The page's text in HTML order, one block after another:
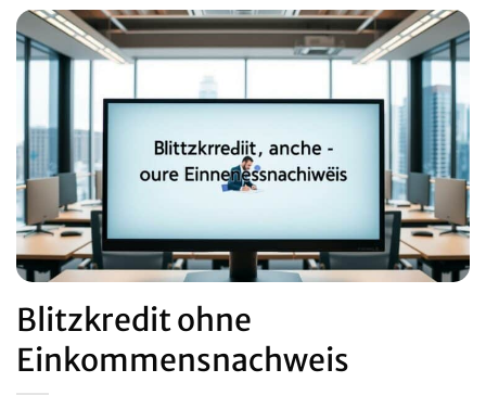
Blitzkredit ohne
Einkommensnachweis